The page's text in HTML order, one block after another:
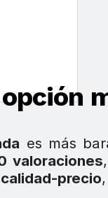
es más
valoraciones
precio